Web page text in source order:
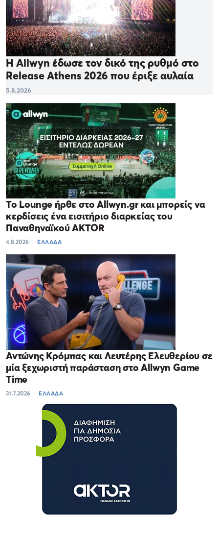
Η Allwyn έδωσε τον δικό της ρυθμό στο
Release Athens 2026 που έριξε αυλαία
5.8.2026
Το Lounge ήρθε στο Allwyn.gr και μπορείς να
κερδίσεις ένα εισιτήριο διαρκείας του
Παναθηναϊκού AKTOR
4.8.2026 ΕΛΛΑΔΑ
Αντώνης Κρόμπας και Λευτέρης Ελευθερίου σε
μία ξεχωριστή παράσταση στο Allwyn Game
Time
31.7.2026 ΕΛΛΑΔΑ